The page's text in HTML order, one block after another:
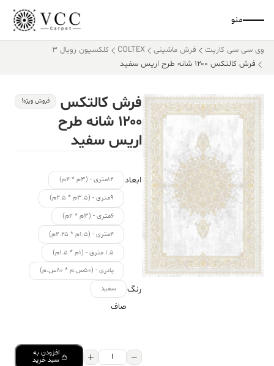
منو
وی سی سی کارپت فرش ماشینی COLTEX
کلکسیون رویال 3
فرش کالتکس ۱۲۰۰ شانه طرح اریس سفید
فرش کالتکس
۱۲۰۰ شانه طرح
اریس سفید
فروش ویژه!
ابعاد
۱۲متری - (۳م * ۴م)
۹متری - (۳.۵م * ۲.۵م)
۶متری - (۳م * ۲م)
۴متری - (۱.۵م * ۲.۲۵م)
۱.۵ متری - (۱م * ۱.۵م)
پادری - (۵۰س.م * ۸۰س.م)
رنگ سفید
صاف
فرش
افزودن به
سبد خرید